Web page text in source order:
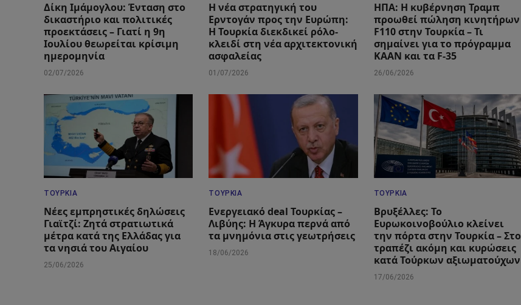
Δίκη Ιμάμογλου: Ένταση στο
δικαστήριο και πολιτικές
προεκτάσεις – Γιατί η 9η
Ιουλίου θεωρείται κρίσιμη
ημερομηνία
02/07/2026
Η νέα στρατηγική του
Ερντογάν προς την Ευρώπη:
Η Τουρκία διεκδικεί ρόλο-
κλειδί στη νέα αρχιτεκτονική
ασφαλείας
01/07/2026
ΗΠΑ: Η κυβέρνηση Τραμπ
προωθεί πώληση κινητήρων
F110 στην Τουρκία – Τι
σημαίνει για το πρόγραμμα
KAAN και τα F-35
26/06/2026
ΤΟΥΡΚΊΑ
Νέες εμπρηστικές δηλώσεις
Γιαϊτζί: Ζητά στρατιωτικά
μέτρα κατά της Ελλάδας για
τα νησιά του Αιγαίου
25/06/2026
ΤΟΥΡΚΊΑ
Ενεργειακό deal Τουρκίας –
Λιβύης: Η Άγκυρα περνά από
τα μνημόνια στις γεωτρήσεις
18/06/2026
ΤΟΥΡΚΊΑ
Βρυξέλλες: Το
Ευρωκοινοβούλιο κλείνει
την πόρτα στην Τουρκία – Στο
τραπέζι ακόμη και κυρώσεις
κατά Τούρκων αξιωματούχων
17/06/2026